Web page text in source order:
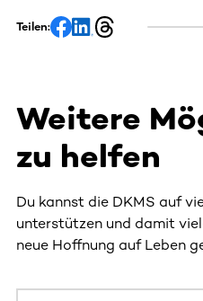
Teilen:
Weitere
zu helfen
Du kannst die DKMS auf
unterstützen und damit
neue Hoffnung auf Leben